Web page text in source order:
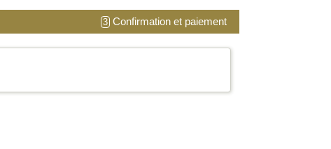
3 Confirmation et paiement